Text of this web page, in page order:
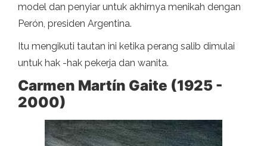
model dan penyiar untuk akhirnya menikah dengan
Perón, presiden Argentina.
Itu mengikuti tautan ini ketika perang salib dimulai
untuk hak -hak pekerja dan wanita.
Carmen Martín Gaite (1925 -
2000)